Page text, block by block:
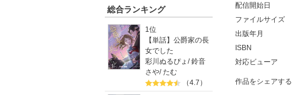
総合ランキング
1位
【単話】公爵家の長
女でした
彩川ぬるぴょ /鈴音
さや/たむ
（4.7）
配信開始日
ファイルサイズ
出版年月
ISBN
対応ビューア
作品をシェアする